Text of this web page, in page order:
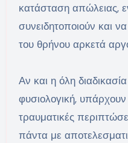
κατάσταση απώλειας,
συνειδητοποιούν και
του θρήνου αρκετά
Αν και η όλη
φυσιολογική,
τραυματικές
πάντα με